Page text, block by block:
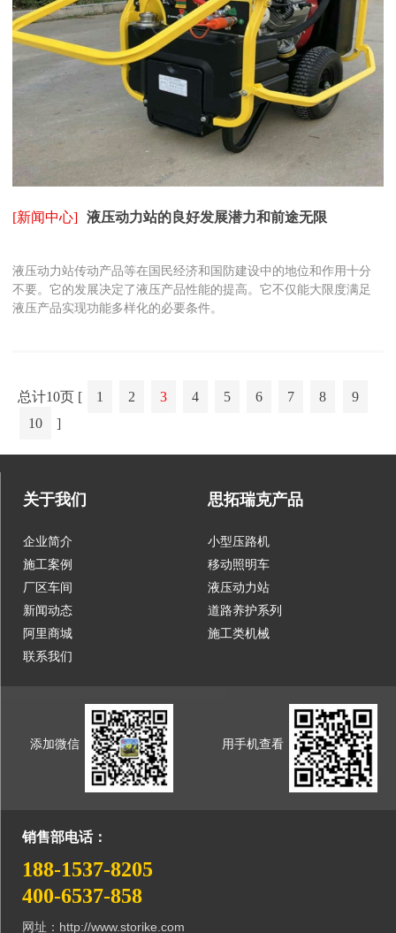
[新闻中心] 液压动力站的良好发展潜力和前途无限
液压动力站传动产品等在国民经济和国防建设中的地位和作用十分
不要。它的发展决定了液压产品性能的提高。它不仅能大限度满足
液压产品实现功能多样化的必要条件。
总计10页 [ 1 2 3 4 5 6 7 8
9
10
]
关于我们
企业简介
施工案例
厂区车间
新闻动态
阿里商城
联系我们
思拓瑞克产品
小型压路机
移动照明车
液压动力站
道路养护系列
施工类机械
添加微信 用手机查看
销售部电话：
188-1537-8205
400-6537-858
网址：http://www.storike.com